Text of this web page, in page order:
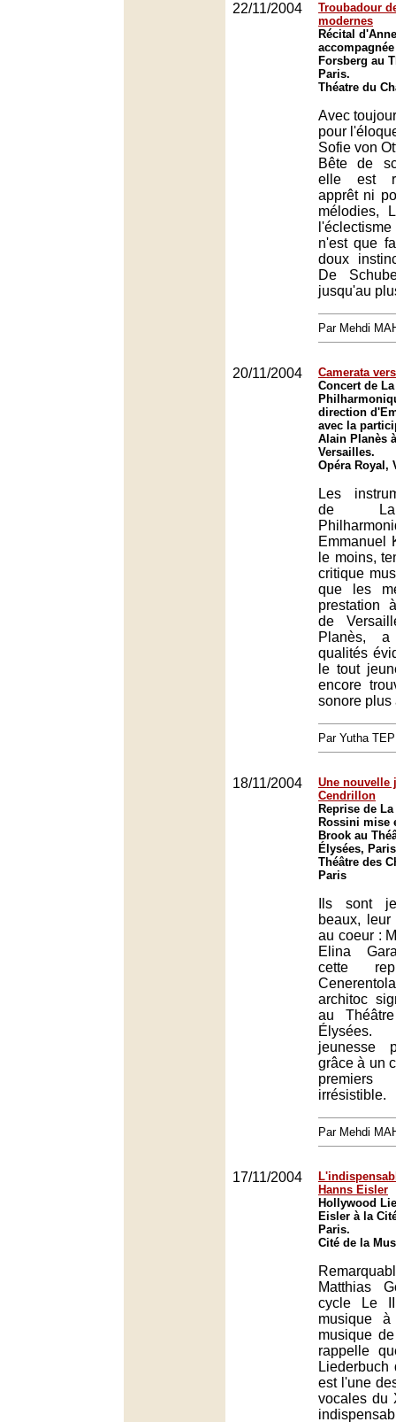
22/11/2004
Troubadour
modernes
Récital
Forsberg au
Paris.
Théatre du
Avec
pour
Sofie von
Bête de
elle est
apprêt ni
mélodies,
n'est que
doux
De
jusqu'au
Par Mehdi
20/11/2004
Camerata
Concert de
direction
avec la
Alain Planès
Versailles.
Opéra Royal,
Les
de La
Emmanuel
le moins,
critique
que les
prestation
de
Planès,
qualités
le tout
encore
sonore plus
Par Yutha TEP
18/11/2004
Une nouvelle
Cendrillon
Reprise de
Rossini mise
Brook au
Élysées,
Théâtre des
Paris
Ils sont
beaux,
au coeur :
Elina
cette
architoc
au
Élysées.
jeunesse
grâce à un
irrésistible.
Par Mehdi
17/11/2004
Hanns Eisler
Hollywood
Eisler à la
Paris.
Cité de la
Matthias
cycle Le
musique
musique
rappelle
Liederbuch
est l'une
vocales du